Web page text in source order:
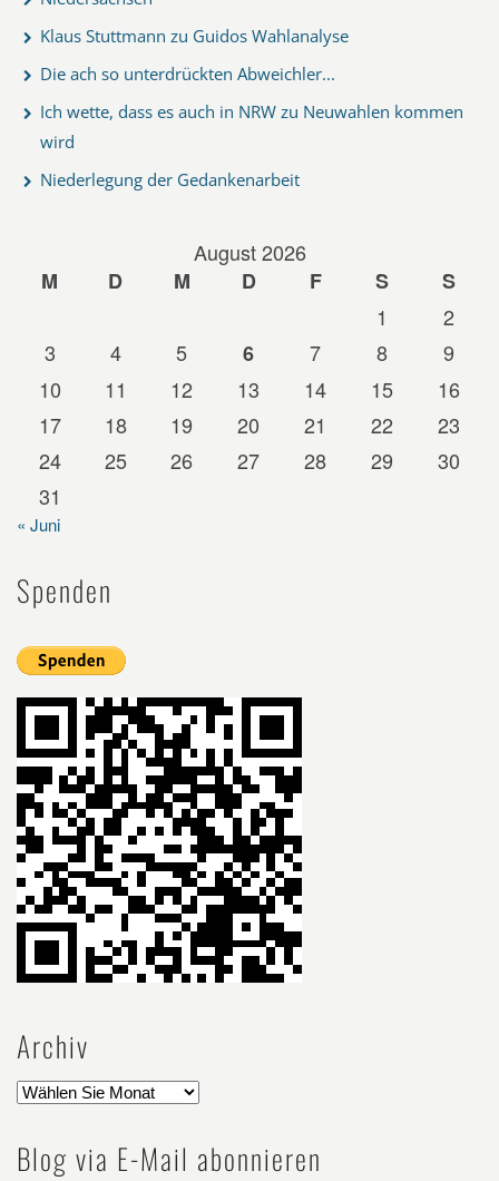
Klaus Stuttmann zu Guidos Wahlanalyse
Die ach so unterdrückten Abweichler...
Ich wette, dass es auch in NRW zu Neuwahlen kommen
wird
Niederlegung der Gedankenarbeit
August 2026
M
D M D F S
S
1
2
3
4 5 6 7 8
9
10
11 12 13 14 15
16
17
18 19 20 21 22
23
24
25 26 27 28 29
30
31
« Juni
Spenden
Archiv
Blog via E-Mail abonnieren